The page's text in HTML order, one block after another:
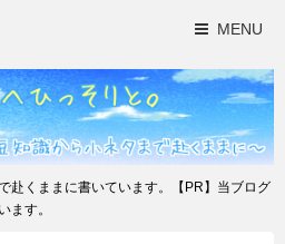
MENU
赴くままに書いています。【PR】当ブログ
ます。